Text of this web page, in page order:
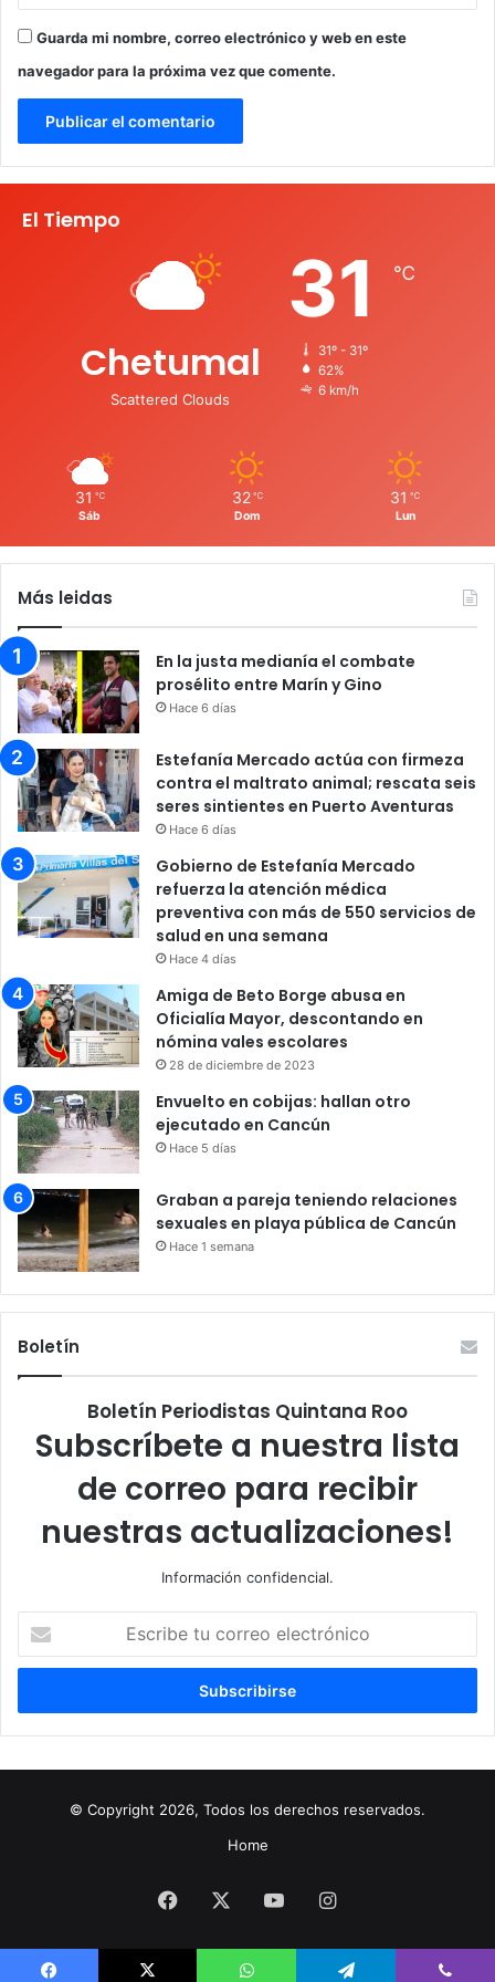
Guarda mi nombre, correo electrónico y web en este
navegador para la próxima vez que comente.
El Tiempo
Chetumal
Scattered Clouds
31 ℃
31º - 31º
62%
6 km/h
31 ℃
Sáb
32 ℃
Dom
31 ℃
Lun
Más leidas
En la justa medianía el combate
prosélito entre Marín y Gino
Hace 6 días
Estefanía Mercado actúa con firmeza
contra el maltrato animal; rescata seis
seres sintientes en Puerto Aventuras
Hace 6 días
Gobierno de Estefanía Mercado
refuerza la atención médica
preventiva con más de 550 servicios de
salud en una semana
Hace 4 días
Amiga de Beto Borge abusa en
Oficialía Mayor, descontando en
nómina vales escolares
28 de diciembre de 2023
Envuelto en cobijas: hallan otro
ejecutado en Cancún
Hace 5 días
Graban a pareja teniendo relaciones
sexuales en playa pública de Cancún
Hace 1 semana
Boletín
Boletín Periodistas Quintana Roo
Subscríbete a nuestra lista
de correo para recibir
nuestras actualizaciones!
Información confidencial.
correo
© Copyright 2026, Todos los derechos reservados.
Home
Facebook YouTubeInstagram